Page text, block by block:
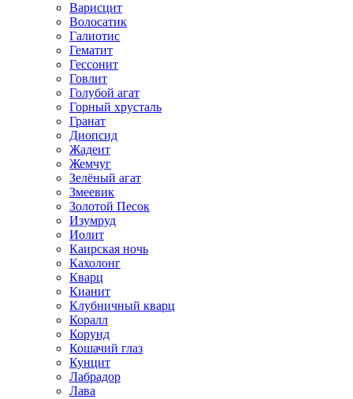
Варисцит
Волосатик
Галиотис
Гематит
Гессонит
Говлит
Голубой агат
Горный хрусталь
Гранат
Диопсид
Жадеит
Жемчуг
Зелёный агат
Змеевик
Золотой Песок
Изумруд
Иолит
Каирская ночь
Кахолонг
Кварц
Кианит
Клубничный кварц
Коралл
Корунд
Кошачий глаз
Кунцит
Лабрадор
Лава